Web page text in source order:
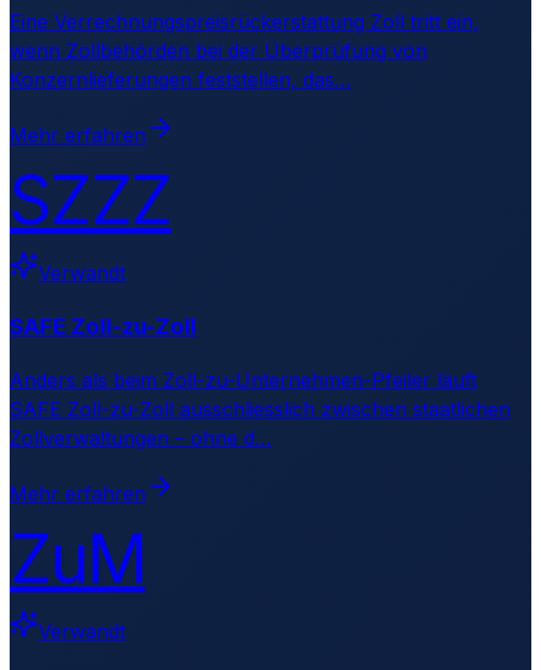
Eine Verrechnungspreisrückerstattung Zoll tritt ein,
wenn Zollbehörden bei der Überprüfung von
Konzernlieferungen feststellen, das…
Mehr erfahren
SZZZ
Verwandt
SAFE Zoll-zu-Zoll
Anders als beim Zoll-zu-Unternehmen-Pfeiler läuft
SAFE Zoll-zu-Zoll ausschliesslich zwischen staatlichen
Zollverwaltungen – ohne d…
Mehr erfahren
ZuM
Verwandt